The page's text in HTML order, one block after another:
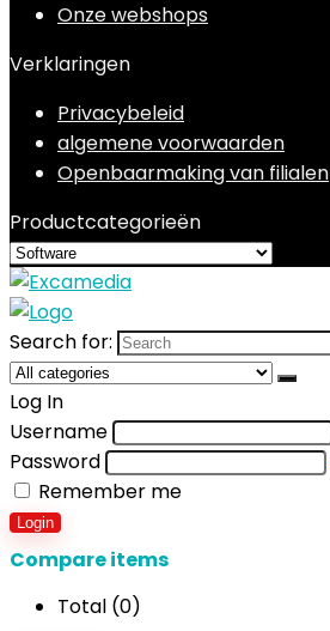
Onze webshops
Verklaringen
Privacybeleid
algemene voorwaarden
Openbaarmaking van filialen
Productcategorieën
Search for:
Log In
Username
Password
Remember me
Login
Compare items
Total (0)